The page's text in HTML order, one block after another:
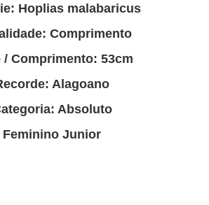
Hoplias malabaricus
Comprimento
/ Comprimento: 53cm
Alagoano
Absoluto
Feminino Junior